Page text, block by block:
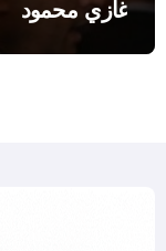
غازي محمود